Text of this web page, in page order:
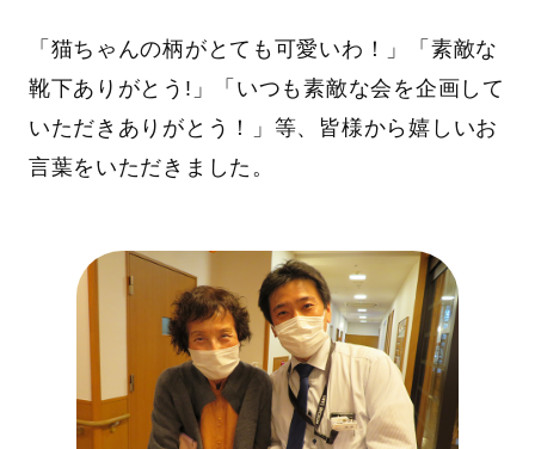
「猫ちゃんの柄がとても可愛いわ！」「素敵な
靴下ありがとう!」「いつも素敵な会を企画して
いただきありがとう！」等、皆様から嬉しいお
言葉をいただきました。